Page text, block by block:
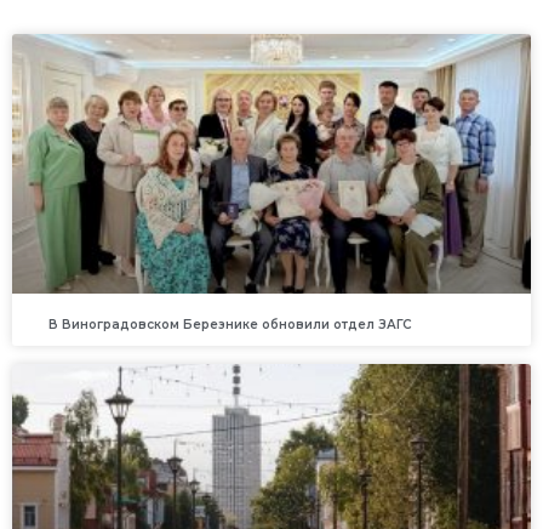
В Виноградовском Березнике обновили отдел ЗАГС